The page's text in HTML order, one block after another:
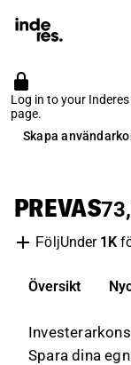
Log in to your
page.
Skapa
PREVAS
FöljUnder 1K
Översikt
Spara dina